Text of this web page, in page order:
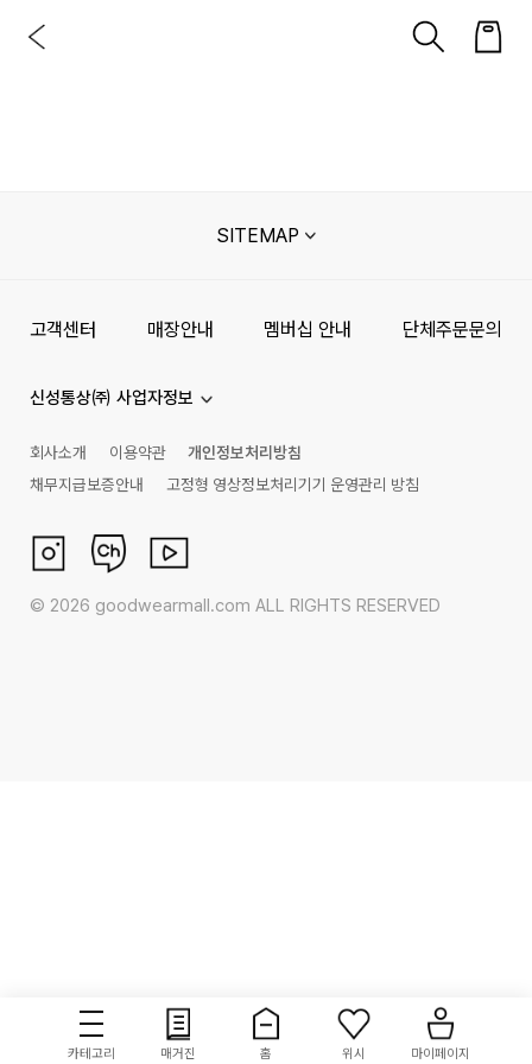
카테고리 매거진 홈 위시 마이페이지
SITEMAP
고객센터 매장안내 멤버십 안내 단체주문문의
신성통상㈜ 사업자정보
회사소개 이용약관
개인정보처리방침
채무지급보증안내
고정형 영상정보처리기기 운영관리 방침
© 2026 goodwearmall.com ALL RIGHTS RESERVED